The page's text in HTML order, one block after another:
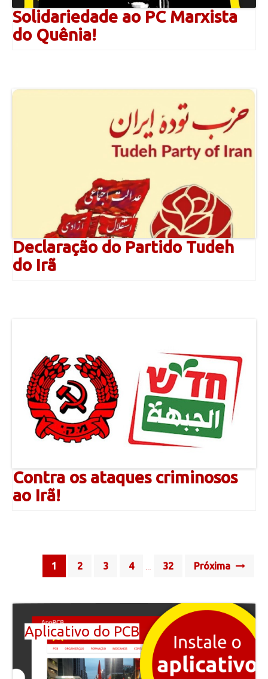
Solidariedade ao PC Marxista
do Quênia!
Declaração do Partido Tudeh
do Irã
Contra os ataques criminosos
ao Irã!
navigation
1 2 3 4 32 Próxima
Aplicativo do PCB